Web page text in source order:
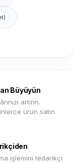
Büyüyün
artırın.
ürün satın.
işlemini tedarikçi